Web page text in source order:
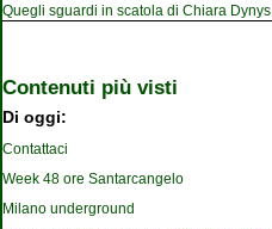
Quegli sguardi in scatola di Chiara Dynys
Contenuti più visti
Di oggi:
Contattaci
Week 48 ore Santarcangelo
Milano underground